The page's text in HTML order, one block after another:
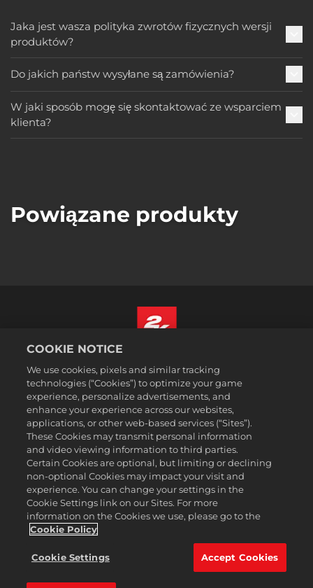
Jaka jest wasza polityka zwrotów fizycznych wersji
produktów?
Do jakich państw wysyłane są zamówienia?
W jaki sposób mogę się skontaktować ze wsparciem
klienta?
Powiązane produkty
Prawne
Polityka prywatności
Polityka plików cookies
Wsparcie
Zakaz sprzedawania i udostępniania moich danych osobowych
Order Lookup & Refunds
2K Ad Partners
©2016-2026 Take-Two Interactive Software Inc. 2K, Firaxis Games,
Civilization, and their respective logos are trademarks of Take-Two
Interactive Software, Inc. All rights reserved.
własnością ich odpowiednich posiadaczy.
Polski
COOKIE NOTICE
We use cookies, pixels and similar tracking
technologies (“Cookies”) to optimize your game
experience, personalize advertisements, and
enhance your experience across our websites,
applications, or other web-based services (“Sites”).
These Cookies may transmit personal information
and video viewing information to third parties.
Certain Cookies are optional, but limiting or declining
non-optional Cookies may impact your visit and
experience. You can change your settings in the
Cookie Settings link on our Sites. For more
information on the Cookies we use, please go to the
Cookie Policy
Cookie Settings Accept Cookies